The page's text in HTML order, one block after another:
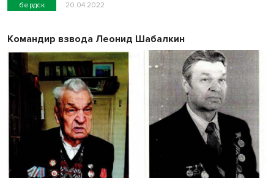
бердск 20.04.2022
Командир взвода Леонид Шабалкин